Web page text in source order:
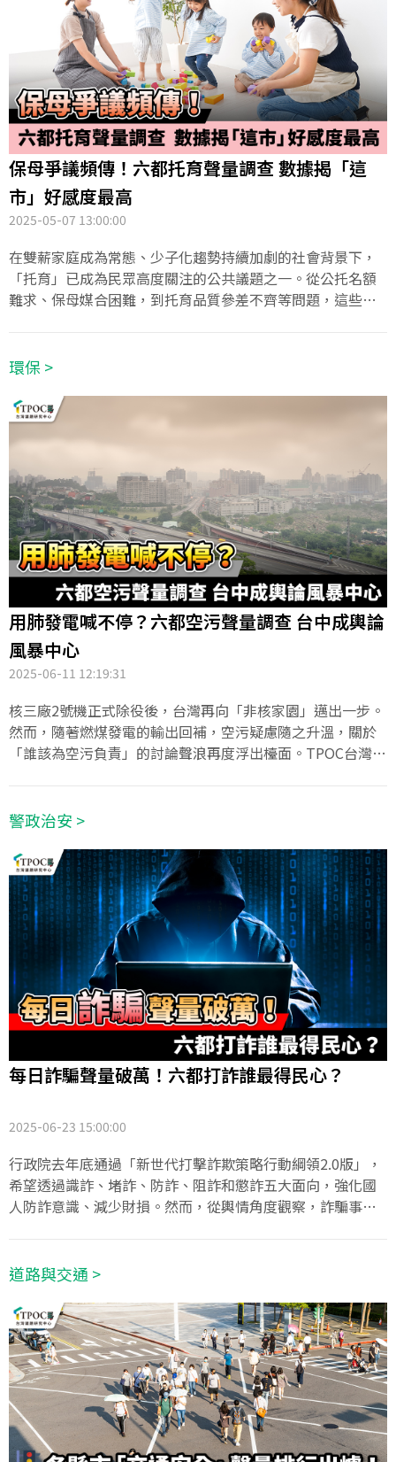
保母爭議頻傳！六都托育聲量調查 數據揭「這
市」好感度最高
2025-05-07 13:00:00
在雙薪家庭成為常態、少子化趨勢持續加劇的社會背景下，
「托育」已成為民眾高度關注的公共議題之一。從公托名額
難求、保母媒合困難，到托育品質參差不齊等問題，這些壓
庫，蒐集近半年（2024年10月25日至2025年4月23日）「托
表現，結果顯示桃園好感度排名第一，獲得較多的正面回
饋，而好感度墊底的高雄則出現一些負面聲量，凸顯政策推
動力與溝通機制仍有改善空間。
環保 >
用肺發電喊不停？六都空污聲量調查 台中成輿論
風暴中心
2025-06-11 12:19:31
核三廠2號機正式除役後，台灣再向「非核家園」邁出一步。
然而，隨著燃煤發電的輸出回補，空污疑慮隨之升溫，關於
「誰該為空污負責」的討論聲浪再度浮出檯面。TPOC台灣議
聲量顯著飆升，進一步分析討論風向，更可見空污議題不僅
警政治安 >
每日詐騙聲量破萬！六都打詐誰最得民心？
2025-06-23 15:00:00
行政院去年底通過「新世代打擊詐欺策略行動綱領2.0版」，
希望透過識詐、堵詐、防詐、阻詐和懲詐五大面向，強化國
人防詐意識、減少財損。然而，從輿情角度觀察，詐騙事件
QuickseeK快析輿情資料庫，觀察近半年來「詐騙」議題的
聲量，發現台南好感度暫居第一，但其推出的「ATM全臉辨
識」卻引來不少質疑聲浪
道路與交通 >